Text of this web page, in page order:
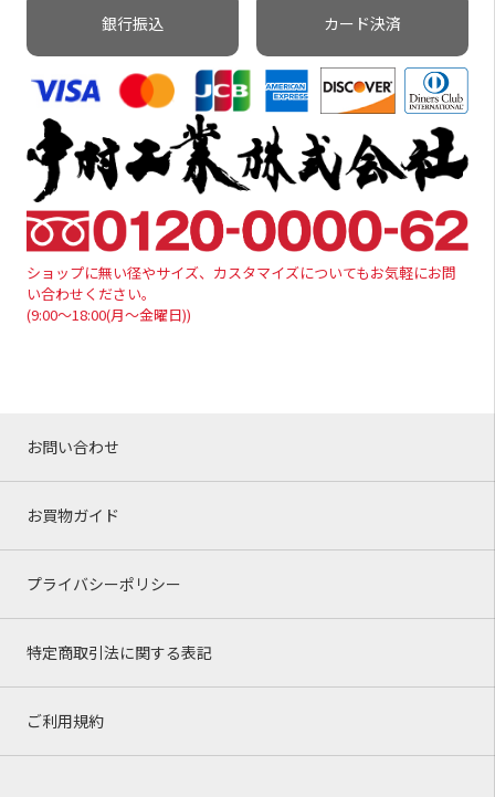
銀行振込 カード決済
ショップに無い径やサイズ、カスタマイズについてもお気軽にお問
い合わせください。
(9:00～18:00(月～金曜日))
お問い合わせ
お買物ガイド
プライバシーポリシー
特定商取引法に関する表記
ご利用規約